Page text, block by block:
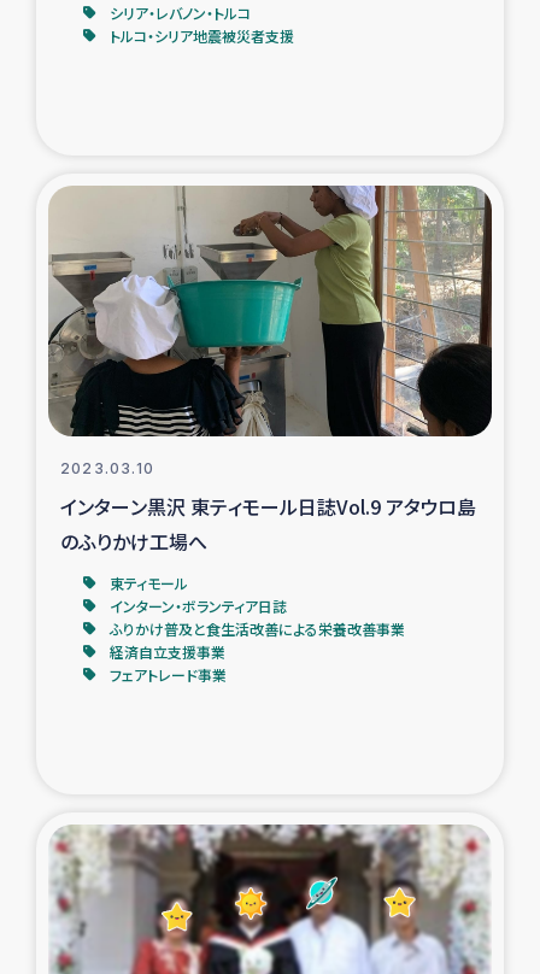
令和6年能登半島地震 緊急支援
タイ国境ミャンマー移民子ども支援
漁民によるマングローブ植林活動
レバノンでのシリア難民への食糧・越冬支援
レバノンにおける緊急支援
レバノンでのシリア難民への教育支援事業
レバノンでのシリア難民・レバノン人への農業支援
海外ルーツの市民との共生
神原ゼミxパルシック
仮設住宅生活支援・農業復興支援
漁業復興支援
シリア・レバノン・トルコ
トルコ・シリア地震被災者支援
2023.03.10
インターン黒沢 東ティモール日誌Vol.9 アタウロ島
のふりかけ工場へ
東ティモール
インターン・ボランティア日誌
ふりかけ普及と食生活改善による栄養改善事業
経済自立支援事業
フェアトレード事業